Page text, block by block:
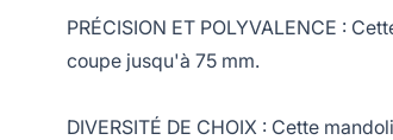
PRÉCISION ET POLYVALENCE :
coupe jusqu'à 75 mm.
DIVERSITÉ DE CHOIX : Cette